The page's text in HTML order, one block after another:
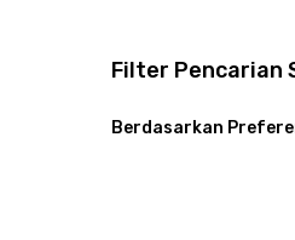
Filter Pencarian
Berdasarkan